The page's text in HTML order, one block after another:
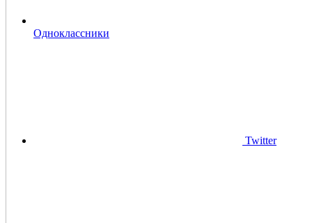
Одноклассники
Twitter